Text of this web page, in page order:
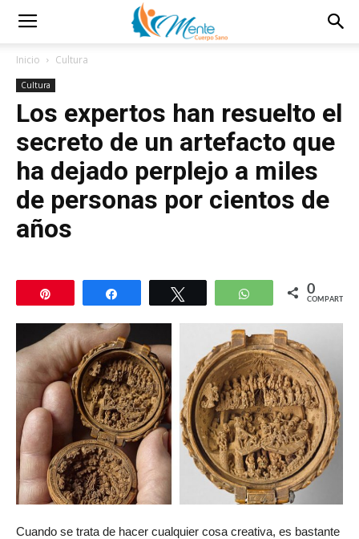
Inicio Cultura
Cultura
Los expertos han resuelto el
secreto de un artefacto que
ha dejado perplejo a miles
de personas por cientos de
años
Compartir WhatsApp
0
COMPARTIR
Cuando se trata de hacer cualquier cosa creativa, es bastante